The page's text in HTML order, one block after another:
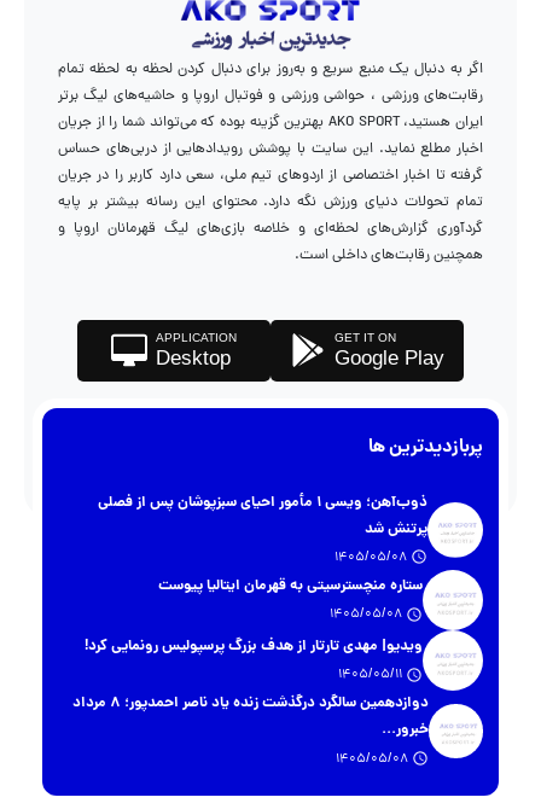
اگر به دنبال یک منبع سریع و به‌روز برای دنبال کردن لحظه به لحظه تمام
رقابت‌های ورزشی ، حواشی ورزشی و فوتبال اروپا و حاشیه‌های لیگ برتر
ایران هستید، AKO SPORT بهترین گزینه بوده که می‌تواند شما را از جریان
اخبار مطلع نماید. این سایت با پوشش رویدادهایی از دربی‌های حساس
گرفته تا اخبار اختصاصی از اردوهای تیم ملی، سعی دارد کاربر را در جریان
تمام تحولات دنیای ورزش نگه دارد. محتوای این رسانه بیشتر بر پایه
گردآوری گزارش‌های لحظه‌ای و خلاصه بازی‌های لیگ قهرمانان اروپا و
همچنین رقابت‌های داخلی است.
GET IT ON
Google Play
APPLICATION
Desktop
پربازدیدترین ها
ذوب‌آهن؛ ویسی ۱ مأمور احیای سبزپوشان پس از فصلی
پرتنش شد
1405/05/08
ستاره منچسترسیتی به قهرمان ایتالیا پیوست
ویدیو| مهدی تارتار از هدف بزرگ پرسپولیس رونمایی کرد!
دوازدهمین سالگرد درگذشت زنده یاد ناصر احمدپور؛ ۸ مرداد
خبرور...
1405/05/08